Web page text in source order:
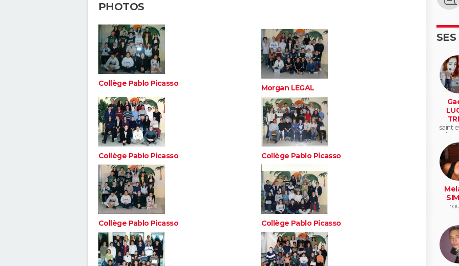
PHOTOS
Collège Pablo Picasso Morgan LEGAL
Collège Pablo Picasso Collège Pablo Picasso
Collège Pablo Picasso Collège Pablo Picasso
saint
du